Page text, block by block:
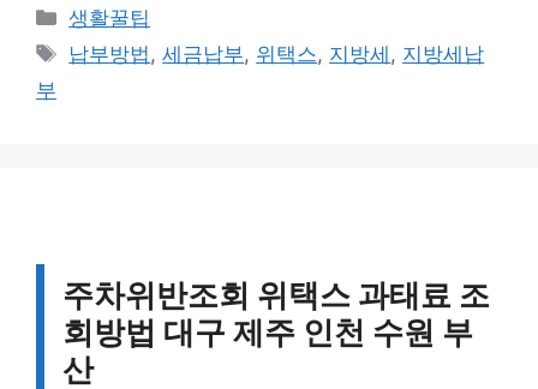
카
테
생활꿀팁
태
납부방법,세금납부, 위택스, 지방세 , 지방세납
부
주차위반조회 위택스 과태료 조
회방법 대구 제주 인천 수원 부
산